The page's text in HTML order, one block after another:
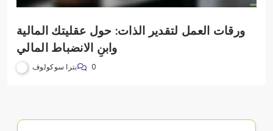
ورقات العمل لتقدير الذات: حول عقليتك المالية
وابنِ الانضباط المالي
بترا سوكولوف 0